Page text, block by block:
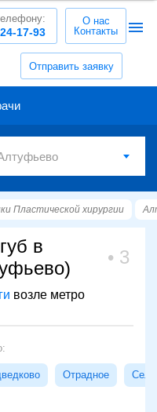
Отправить заявку
17-93
О нас
Контакты
Пластической хирургии
в
3
возле метро
Отрадное